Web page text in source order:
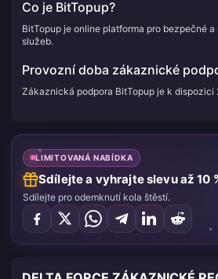
Co je BitTopup?
BitTopup je online platforma pro bezpečné
služeb.
Provozní doba zákaznické
Zákaznická podpora BitTopup je k dispozici
LIMITOVANÁ NABÍDKA
Sdílejte a vyhrajte slevu až 10
Sdílejte pro odemknutí kola štěstí.